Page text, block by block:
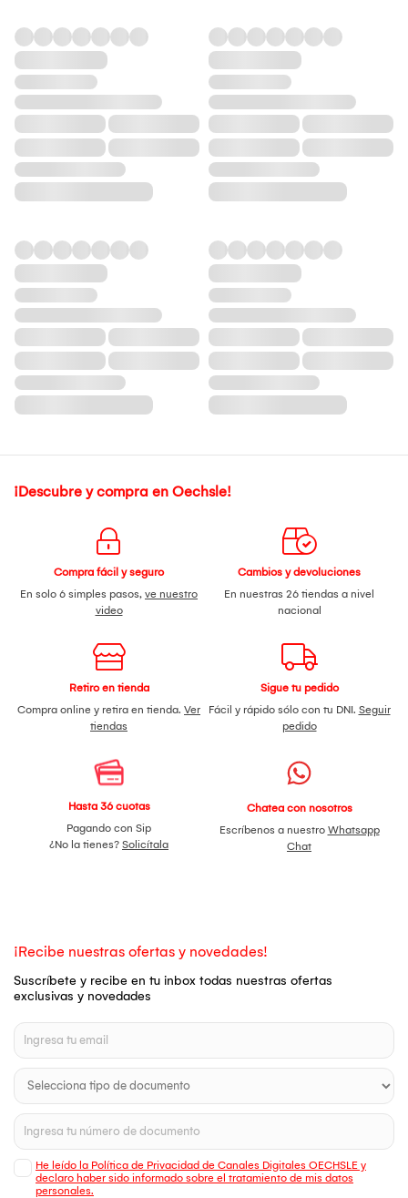
¡Descubre y compra en Oechsle!
Compra fácil y seguro
En solo 6 simples pasos, ve nuestro
video
Cambios y devoluciones
En nuestras 26 tiendas a nivel
nacional
Retiro en tienda
Compra online y retira en tienda. Ver
tiendas
Sigue tu pedido
Fácil y rápido sólo con tu DNI. Seguir
pedido
Hasta 36 cuotas
Pagando con Sip
¿No la tienes? Solicítala
Chatea con nosotros
Escríbenos a nuestro Whatsapp
Chat
¡Recibe nuestras ofertas y novedades!
Suscríbete y recibe en tu inbox todas nuestras ofertas
exclusivas y novedades
He leído la Política de Privacidad de Canales Digitales OECHSLE y
declaro haber sido informado sobre el tratamiento de mis datos
personales.